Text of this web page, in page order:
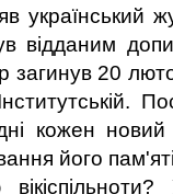
український
відданим
загинув 20
кожен новий
його